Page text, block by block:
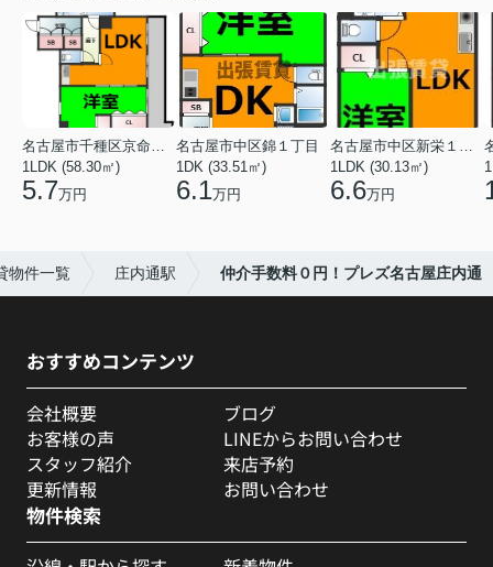
1LDK (58.30㎡)
5.7万円
名古屋市中区錦１丁目
1DK (33.51㎡)
6.1万円
1LDK (30.13㎡)
6.6万円
物件一覧 庄内通駅 仲介手数料０円！プレズ名古屋庄内通
おすすめコンテンツ
会社概要
お客様の声
スタッフ紹介
更新情報
ブログ
LINEからお問い合わせ
来店予約
お問い合わせ
物件検索